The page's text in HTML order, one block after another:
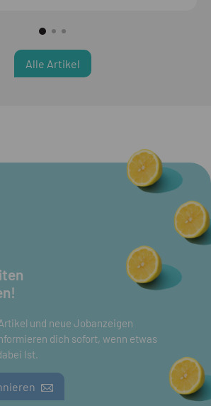
Alle Artikel
und neue Jobanzeigen
dich sofort, wenn etwas
Ist.